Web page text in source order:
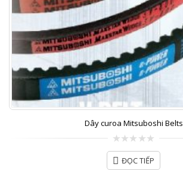
Dây curoa Mitsuboshi Belts
0
out
of
ĐỌC TIẾP